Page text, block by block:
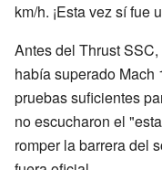
km/h. ¡Esta vez sí fue
Antes del Thrust
había superado Mach
pruebas suficientes
no escucharon el
romper la barrera del